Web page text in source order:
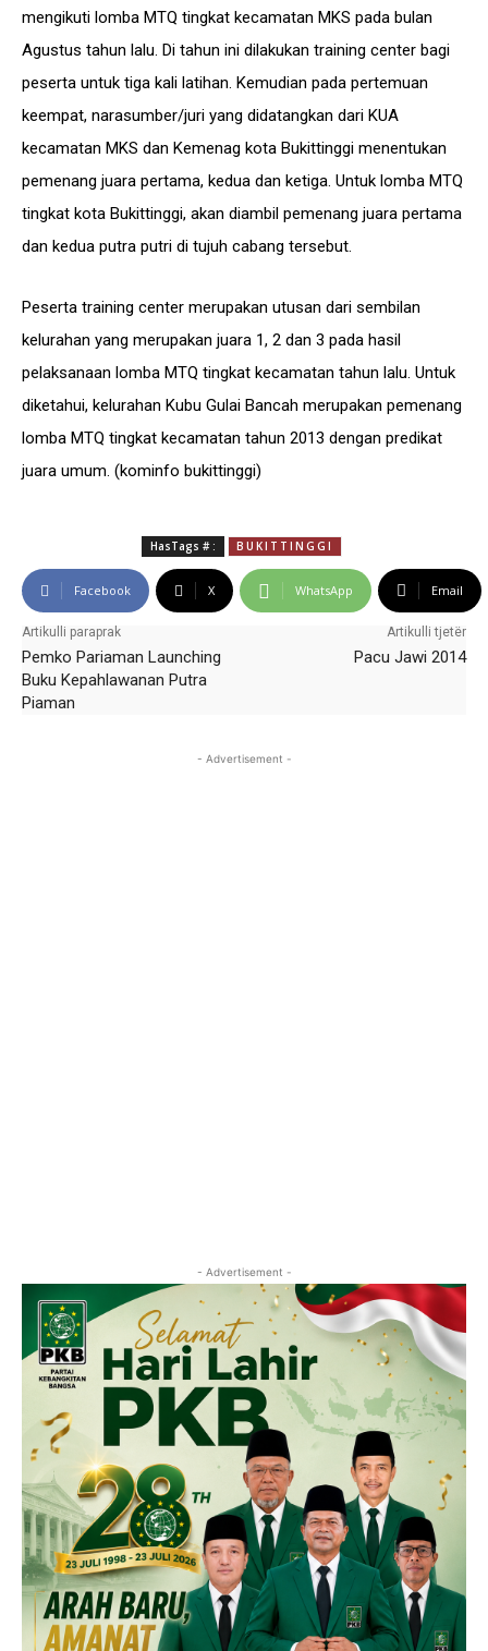
mengikuti lomba MTQ tingkat kecamatan MKS pada bulan
Agustus tahun lalu. Di tahun ini dilakukan training center bagi
peserta untuk tiga kali latihan. Kemudian pada pertemuan
keempat, narasumber/juri yang didatangkan dari KUA
kecamatan MKS dan Kemenag kota Bukittinggi menentukan
pemenang juara pertama, kedua dan ketiga. Untuk lomba MTQ
tingkat kota Bukittinggi, akan diambil pemenang juara pertama
dan kedua putra putri di tujuh cabang tersebut.
Peserta training center merupakan utusan dari sembilan
kelurahan yang merupakan juara 1, 2 dan 3 pada hasil
pelaksanaan lomba MTQ tingkat kecamatan tahun lalu. Untuk
diketahui, kelurahan Kubu Gulai Bancah merupakan pemenang
lomba MTQ tingkat kecamatan tahun 2013 dengan predikat
juara umum. (kominfo bukittinggi)
HasTags # : BUKITTINGGI
Facebook X WhatsApp Email
Artikulli paraprak
Pemko Pariaman Launching
Buku Kepahlawanan Putra
Piaman
Artikulli tjetër
Pacu Jawi 2014
- Advertisement -
- Advertisement -